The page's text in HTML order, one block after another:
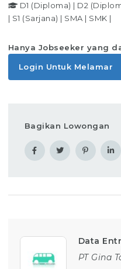
D1 (Diploma) | D2
| S1 (Sarjana) | SMA | SMK |
Hanya Jobseeker yang
Login Untuk Melamar
Bagikan Lowongan
Data
PT Gina